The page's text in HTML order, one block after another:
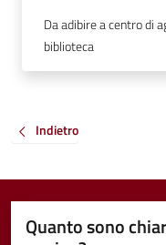
Da adibire a centro di
biblioteca
Indietro
Quanto sono